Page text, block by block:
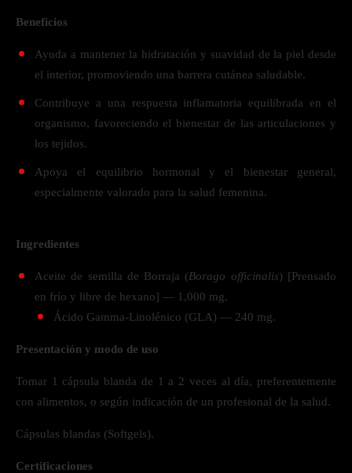
Beneficios
Ayuda a mantener la hidratación y suavidad de la piel desde
el interior, promoviendo una barrera cutánea saludable.
Contribuye a una respuesta inflamatoria equilibrada en el
organismo, favoreciendo el bienestar de las articulaciones y
los tejidos.
Apoya el equilibrio hormonal y el bienestar general,
especialmente valorado para la salud femenina.
Ingredientes
Aceite de semilla de Borraja (Borago officinalis) [Prensado
en frío y libre de hexano] — 1,000 mg.
Ácido Gamma-Linolénico (GLA) — 240 mg.
Presentación y modo de uso
Tomar 1 cápsula blanda de 1 a 2 veces al día, preferentemente
con alimentos, o según indicación de un profesional de la salud.
Cápsulas blandas (Softgels).
Certificaciones